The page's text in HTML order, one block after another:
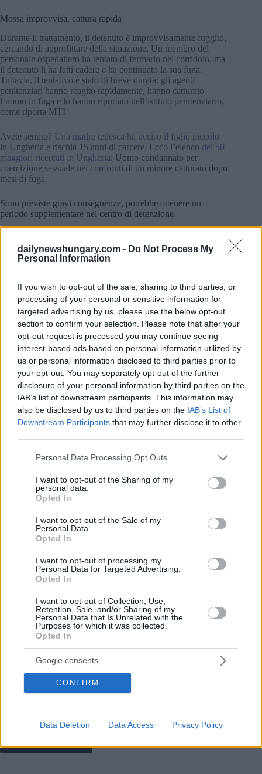
dailynewshungary.com - Do Not Process My
Personal Information
If you wish to opt-out of the sale, sharing to third parties, or
processing of your personal or sensitive information for
targeted advertising by us, please use the below opt-out
section to confirm your selection. Please note that after your
opt-out request is processed you may continue seeing
interest-based ads based on personal information utilized by
us or personal information disclosed to third parties prior to
your opt-out. You may separately opt-out of the further
disclosure of your personal information by third parties on the
IAB’s list of downstream participants. This information may
also be disclosed by us to third parties on the IAB’s List of
Downstream Participants that may further disclose it to other
Please note that this website/app uses one or more Google
not limited to your visit or usage behaviour. You may click to
grant or deny consent to Google and its third-party tags to
use your data for below specified purposes in below Google
consent section.
Personal Data Processing Opt Outs
I want to opt-out of the Sharing of my
personal data.
Opted In
I want to opt-out of the Sale of my
Personal Data.
Opted In
I want to opt-out of processing my
Personal Data for Targeted Advertising.
Opted In
I want to opt-out of Collection, Use,
Retention, Sale, and/or Sharing of my
Personal Data that Is Unrelated with the
Purposes for which it was collected.
Opted In
Google consents
CONFIRM
Data Deletion Data Access Privacy Policy
Mossa improvvisa, cattura rapida
Durante il trattamento, il detenuto è improvvisamente fuggito,
cercando di approfittare della situazione. Un membro del
personale ospedaliero ha tentato di fermarlo nel corridoio, ma
il detenuto li ha fatti cadere e ha continuato la sua fuga.
Tuttavia, il tentativo è stato di breve durata: gli agenti
penitenziari hanno reagito rapidamente, hanno catturato
l’uomo in fuga e lo hanno riportato nell’istituto penitenziario,
come riporta MTI.
Avete sentito? Una madre tedesca ha ucciso il figlio piccolo
in Ungheria e rischia 15 anni di carcere. Ecco l’elenco dei 50
maggiori ricercati in Ungheria: Uomo condannato per
coercizione sessuale nei confronti di un minore catturato dopo
mesi di fuga.
Sono previste gravi conseguenze, potrebbe ottenere un
periodo supplementare nel centro di detenzione.
gravi conseguenze, aggiungendo potenzialmente diversi anni
alla sua condanna. I funzionari hanno anche sottolineato che
l’incidente evidenzia la necessità di misure di sicurezza
il trattamento medico dei detenuti.
Nel caso le fosse sfuggito, abbiamo recentemente scritto del
piano segreto del Gabinetto Orbán per riformare l’assistenza
sanitaria
. Inoltre, abbiamo pubblicato un importante articolo
su un pericoloso virus che sta attraversando l’Europa e che
potrebberaggiungere l’Ungheria quest’anno.
L’immagine in primo piano è un’illustrazione. Fonte:
Pixabay
#polizia ungherese # ungherese
Leave a Reply
Your email address will not be published. Required fields are marked*
*
Website
Add Comment*
Save my name, email and website in this browser for the